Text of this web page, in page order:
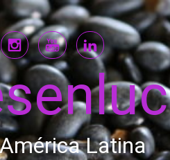
Latina